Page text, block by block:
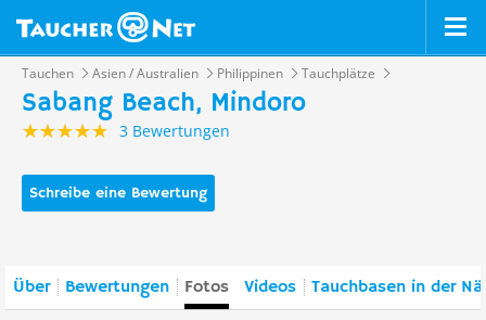
Tauchen Asien / Australien Philippinen Tauchplätze
Sabang Beach, Mindoro
3 Bewertungen
Schreibe eine Bewertung
Über Bewertungen Fotos Videos Tauchbasen in der